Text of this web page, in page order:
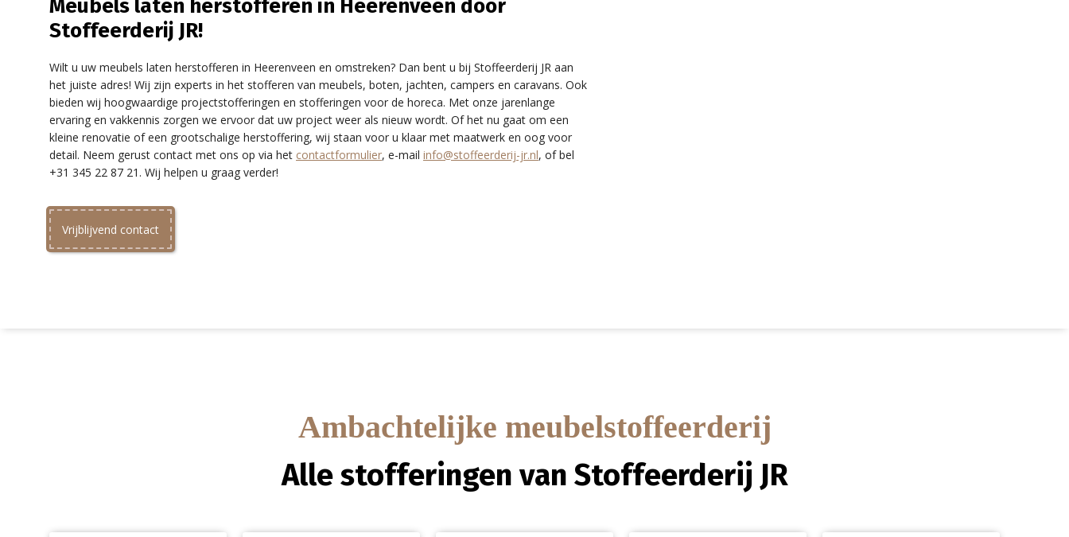
Meubels laten herstofferen in Heerenveen door
Stoffeerderij JR!
Wilt u uw meubels laten herstofferen in Heerenveen en omstreken? Dan bent u bij Stoffeerderij JR aan
het juiste adres! Wij zijn experts in het stofferen van meubels, boten, jachten, campers en caravans. Ook
bieden wij hoogwaardige projectstofferingen en stofferingen voor de horeca. Met onze jarenlange
ervaring en vakkennis zorgen we ervoor dat uw project weer als nieuw wordt. Of het nu gaat om een
kleine renovatie of een grootschalige herstoffering, wij staan voor u klaar met maatwerk en oog voor
detail. Neem gerust contact met ons op via het contactformulier, e-mail info@stoffeerderij-jr.nl, of bel
+31 345 22 87 21. Wij helpen u graag verder!
Vrijblijvend contact
Ambachtelijke meubelstoffeerderij
Alle stofferingen van Stoffeerderij JR